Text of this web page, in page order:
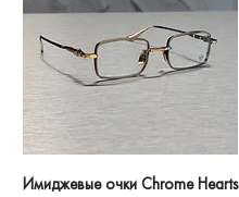
Имиджевые очки Chrome Hearts